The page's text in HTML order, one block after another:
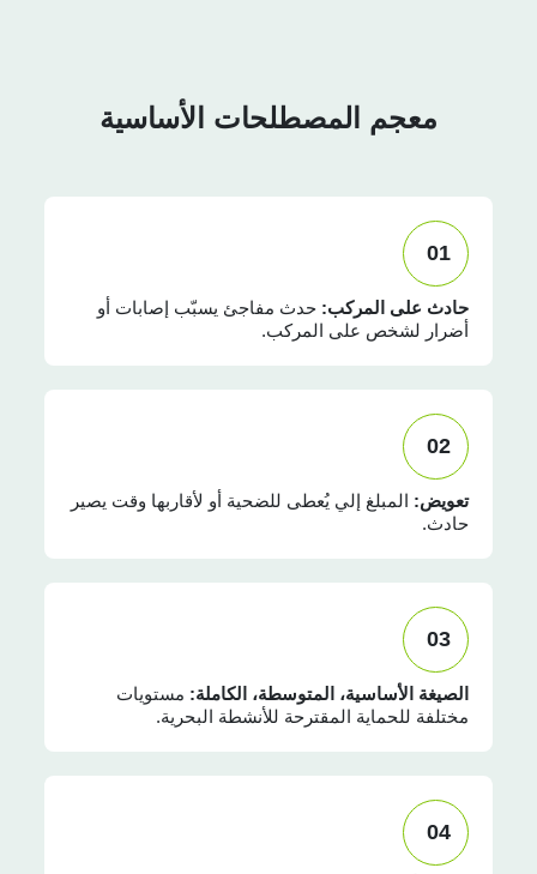
معجم المصطلحات الأساسية
01
حادث على المركب: حدث مفاجئ يسبّب إصابات أو
أضرار لشخص على المركب.
02
تعويض: المبلغ إلي يُعطى للضحية أو لأقاربها وقت يصير
حادث.
03
الصيغة الأساسية، المتوسطة، الكاملة: مستويات
مختلفة للحماية المقترحة للأنشطة البحرية.
04